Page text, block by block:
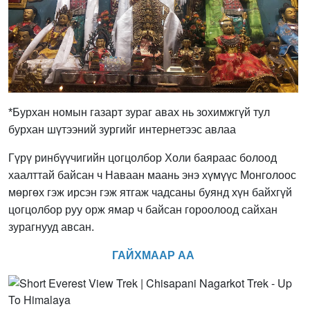
*Бурхан номын газарт зураг авах нь зохимжгүй тул
бурхан шүтээний зургийг интернетээс авлаа
Гүрү ринбүүчигийн цогцолбор Холи баяраас болоод
хаалттай байсан ч Наваан маань энэ хүмүүс Монголоос
мөргөх гэж ирсэн гэж ятгаж чадсаны буянд хүн байхгүй
цогцолбор руу орж ямар ч байсан гороолоод сайхан
зурагнууд авсан.
ГАЙХМААР АА